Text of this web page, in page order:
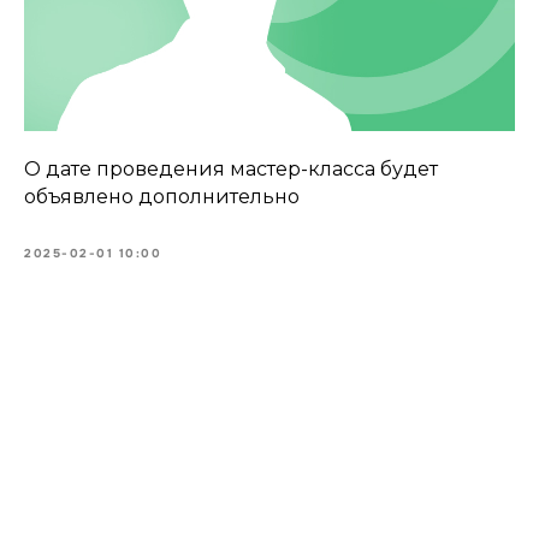
О дате проведения мастер-класса будет
объявлено дополнительно
2025-02-01 10:00